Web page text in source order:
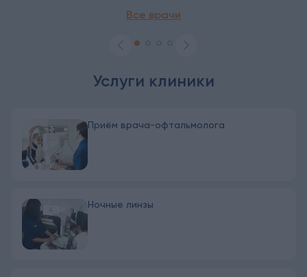
Все врачи
Услуги клиники
Приём врача-офтальмолога
Ночные линзы